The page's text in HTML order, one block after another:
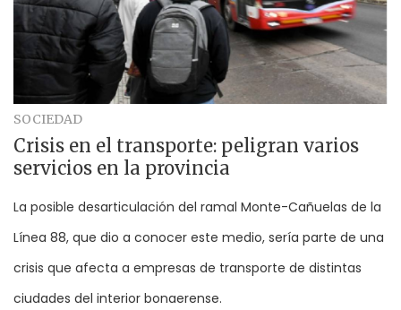
SOCIEDAD
Crisis en el transporte: peligran varios
servicios en la provincia
La posible desarticulación del ramal Monte-Cañuelas de la
Línea 88, que dio a conocer este medio, sería parte de una
crisis que afecta a empresas de transporte de distintas
ciudades del interior bonaerense.